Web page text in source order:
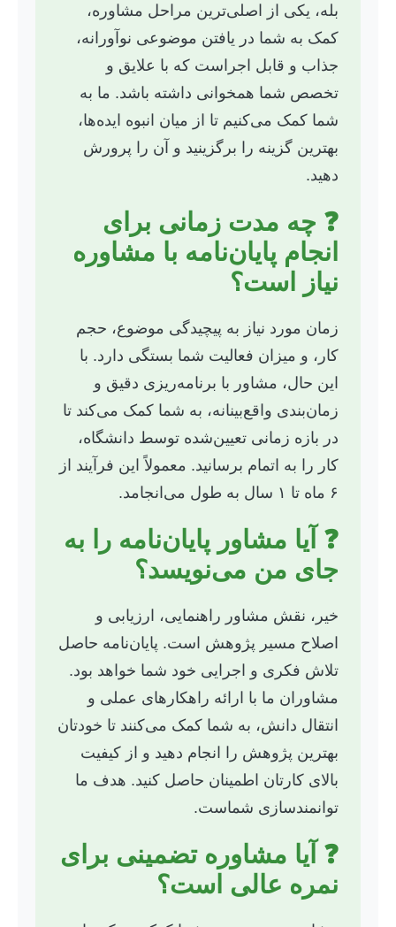
بله، یکی از اصلی‌ترین مراحل مشاوره،
کمک به شما در یافتن موضوعی نوآورانه،
جذاب و قابل اجراست که با علایق و
تخصص شما همخوانی داشته باشد. ما به
شما کمک می‌کنیم تا از میان انبوه ایده‌ها،
بهترین گزینه را برگزینید و آن را پرورش
دهید.
❓ چه مدت زمانی برای
انجام پایان‌نامه با مشاوره
نیاز است؟
زمان مورد نیاز به پیچیدگی موضوع، حجم
کار، و میزان فعالیت شما بستگی دارد. با
این حال، مشاور با برنامه‌ریزی دقیق و
زمان‌بندی واقع‌بینانه، به شما کمک می‌کند تا
در بازه زمانی تعیین‌شده توسط دانشگاه،
کار را به اتمام برسانید. معمولاً این فرآیند از
۶ ماه تا ۱ سال به طول می‌انجامد.
❓ آیا مشاور پایان‌نامه را به
جای من می‌نویسد؟
خیر، نقش مشاور راهنمایی، ارزیابی و
اصلاح مسیر پژوهش است. پایان‌نامه حاصل
تلاش فکری و اجرایی خود شما خواهد بود.
مشاوران ما با ارائه راهکارهای عملی و
انتقال دانش، به شما کمک می‌کنند تا خودتان
بهترین پژوهش را انجام دهید و از کیفیت
بالای کارتان اطمینان حاصل کنید. هدف ما
توانمندسازی شماست.
❓ آیا مشاوره تضمینی برای
نمره عالی است؟